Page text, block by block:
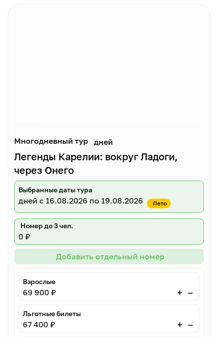
Многодневный тур дней
Легенды Карелии: вокруг Ладоги,
через Онего
Выбранные даты тура
дней с 16.08.2026 по 19.08.2026 Лето
Номер до 3 чел.
0 ₽
Добавить отдельный номер
Взрослые
69 900 ₽ + –
Льготные билеты
67 400 ₽ + –